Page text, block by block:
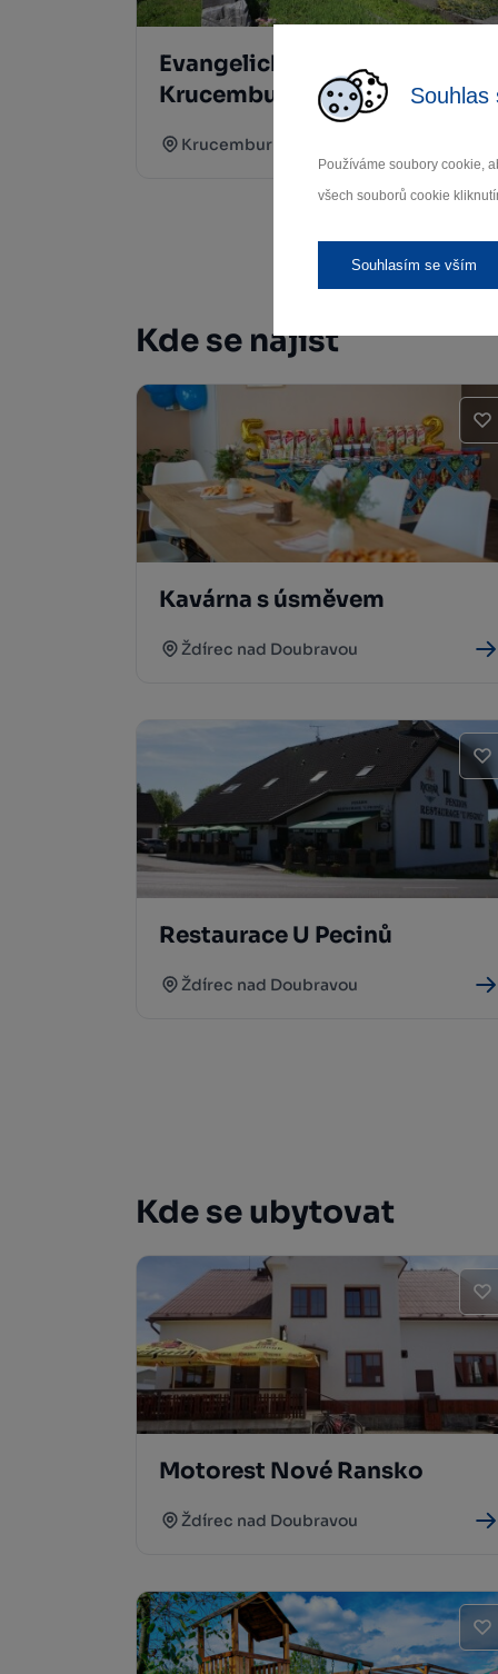
Souhlas
Používáme soubory cookie,
všech souborů cookie
Souhlasím se vším
Evangelický kostel
Krucemburk
Krucemburk
Kde se najíst
Kavárna s úsměvem
Ždírec nad Doubravou
Restaurace U Pecinů
Ždírec nad Doubravou
Kde se ubytovat
Motorest Nové Ransko
Ždírec nad Doubravou